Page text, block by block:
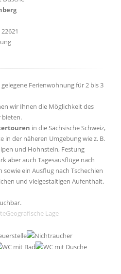
Ferienwohnung für 2 bis 3
wir Ihnen die Möglichkeit des
bieten.
in die Sächsische Schweiz,
in der näheren Umgebung wie z. B.
und Hohnstein, Festung
aber auch Tagesausflüge nach
ein Ausflug nach Tschechien
und vielgestaltigen Aufenthalt.
Geografische Lage